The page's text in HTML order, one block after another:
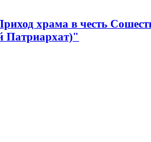
храма в честь
Патриархат)"